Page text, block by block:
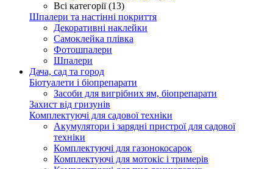
Всі категорії (13)
Шпалери та настінні покриття
Декоративні наклейки
Самоклейка плівка
Фотошпалери
Шпалери
Дача, сад та город
Біотуалети і біопрепарати
Засоби для вигрібних ям, біопрепарати
Захист від гризунів
Комплектуючі для садової техніки
Акумулятори і зарядні пристрої для садової
техніки
Комплектуючі для газонокосарок
Комплектуючі для мотокіс і тримерів